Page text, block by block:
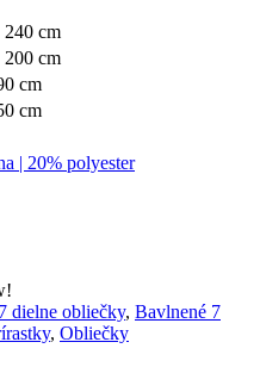
240 cm
200 cm
cm
cm
| 20% polyester
7 dielne obliečky, Bavlnené 7
, Obliečky